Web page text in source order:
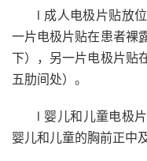
l 成人电极片贴放
一片电极片贴在患者裸
下），另一片电极片贴
五肋间处）。
l 婴儿和儿童电极
婴儿和儿童的胸前正中